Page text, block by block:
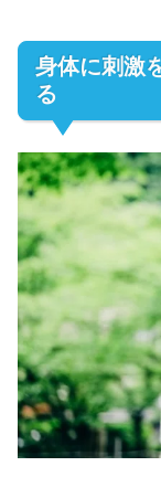
身体に刺激
る